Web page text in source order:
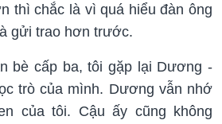
thì chắc là vì quá hiểu đàn ông
gửi trao hơn trước.
bè cấp ba, tôi gặp lại Dương -
trò của mình. Dương vẫn nhớ
của tôi. Cậu ấy cũng không